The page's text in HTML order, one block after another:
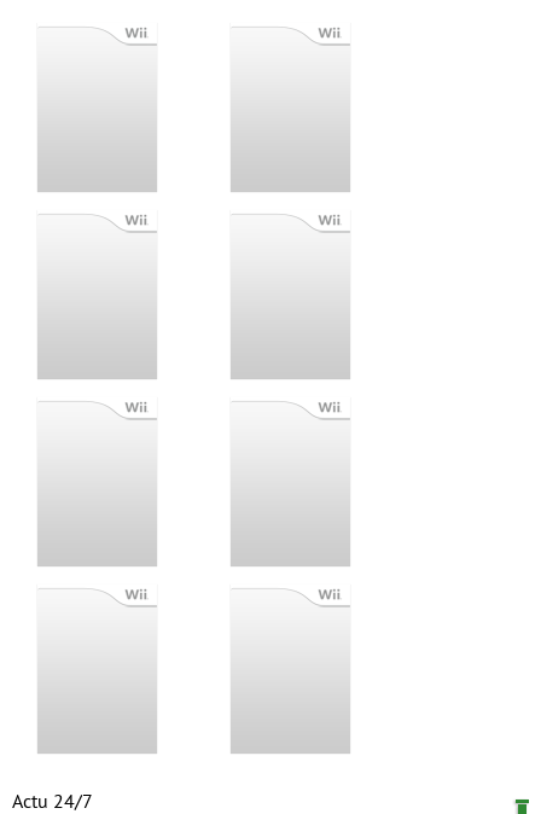
Actu 24/7